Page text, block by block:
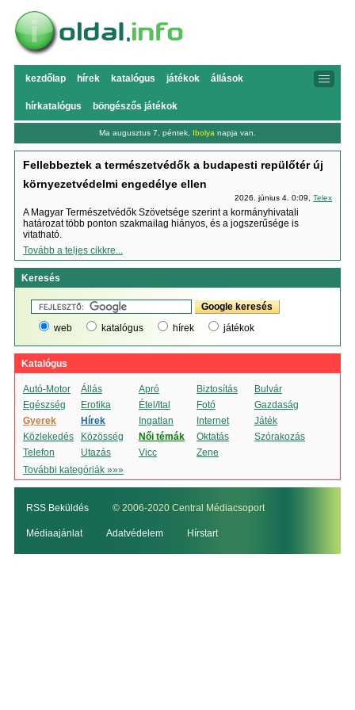
kezdőlap hírek katalógus játékok állások
hírkatalógus böngészős játékok
Ma augusztus 7, péntek, Ibolya napja van.
Fellebbeztek a természetvédők a budapesti repülőtér új
környezetvédelmi engedélye ellen
2026. június 4. 0:09,Telex
A Magyar Természetvédők Szövetsége szerint a kormányhivatali
határozat több ponton szakmailag hiányos, és a jogszerűsége is
vitatható.
Tovább a teljes cikkre...
Keresés
web katalógus hírek játékok
Katalógus
Autó-Motor Állás Apró Biztosítás
Bulvár
Egészség
Erotika Étel/Ital Fotó
Gazdaság
Gyerek
Hírek Ingatlan Internet
Játék
Közlekedés
Közösség Női témák Oktatás
Szórakozás
Telefon
Utazás Vicc
Zene
További kategóriák »»»
RSS Beküldés © 2006-2020 Central Médiacsoport
Médiaajánlat Adatvédelem Hírstart